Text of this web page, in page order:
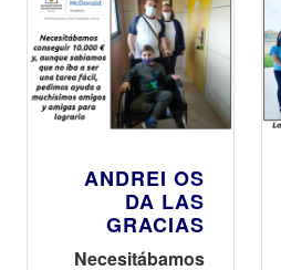
ANDREI OS
DA LAS
GRACIAS
Necesitábamos